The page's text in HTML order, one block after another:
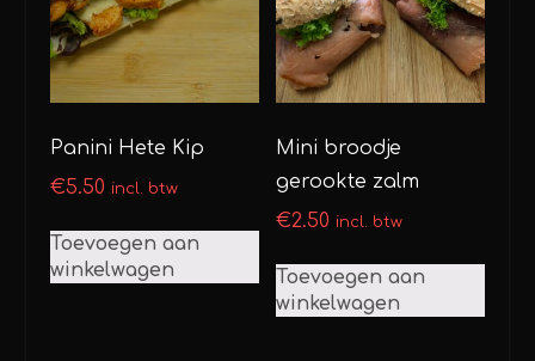
Panini Hete Kip
€5.50 incl. btw
Toevoegen aan
winkelwagen
Mini broodje
gerookte zalm
€2.50 incl. btw
Toevoegen aan
winkelwagen